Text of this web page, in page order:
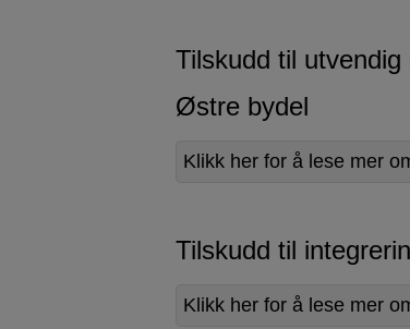
Tilskudd til
Østre bydel
Klikk her for å lese mer
Tilskudd til
Klikk her for å lese mer